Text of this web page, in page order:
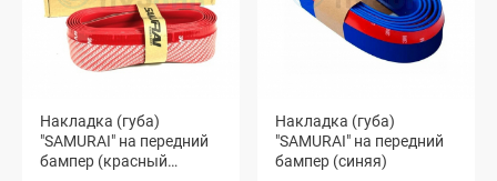
Накладка (губа)
"SAMURAI" на передний
бампер (красный
Накладка (губа)
"SAMURAI" на передний
бампер (синяя)